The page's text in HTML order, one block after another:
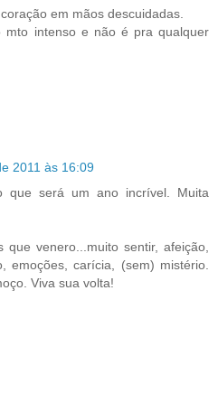
em mãos descuidadas.
mto intenso e não é pra qualquer
2011 às 16:09
que será um ano incrível. Muita
que venero...muito sentir, afeição,
emoções, carícia, (sem) mistério.
Viva sua volta!